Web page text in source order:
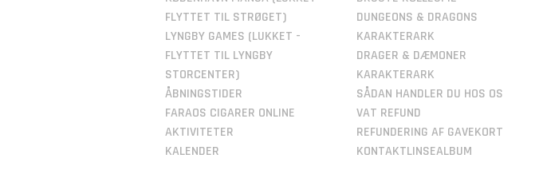
FLYTTET TIL STRØGET)
LYNGBY GAMES (LUKKET -
FLYTTET TIL LYNGBY
STORCENTER)
ÅBNINGSTIDER
FARAOS CIGARER ONLINE
AKTIVITETER
KALENDER
DUNGEONS & DRAGONS
KARAKTERARK
DRAGER & DÆMONER
KARAKTERARK
SÅDAN HANDLER DU HOS OS
VAT REFUND
REFUNDERING AF GAVEKORT
KONTAKTLINSEALBUM